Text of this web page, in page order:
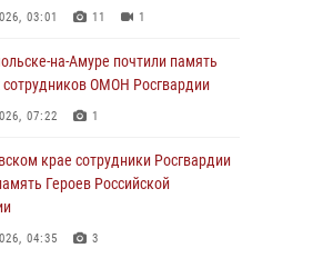
женщине, потерявшей
время массового мероприятия
23:24 2
продолжается акция
с Росгвардией»
02:51
03:01 11 1
на-Амуре почтили память
сотрудников ОМОН Росгвардии
07:22 1
крае сотрудники Росгвардии
Героев Российской
04:35 3